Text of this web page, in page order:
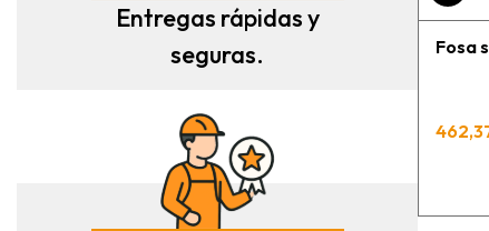
Entregas rápidas y
seguras.
Fosa